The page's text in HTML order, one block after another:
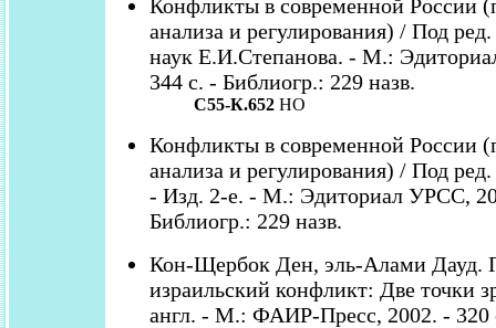
Конфликты в современной России
анализа и регулирования) / Под
наук Е.И.Степанова. - М.:
344 с. - Библиогр.: 229 назв.
С55-К.652 НО
Конфликты в современной России
анализа и регулирования) / Под
- Изд. 2-е. - М.: Эдиториал УРСС,
Библиогр.: 229 назв.
Кон-Щербок Ден, эль-Алами Дауд.
израильский конфликт: Две точки
англ. - М.: ФАИР-Пресс, 2002. - 320